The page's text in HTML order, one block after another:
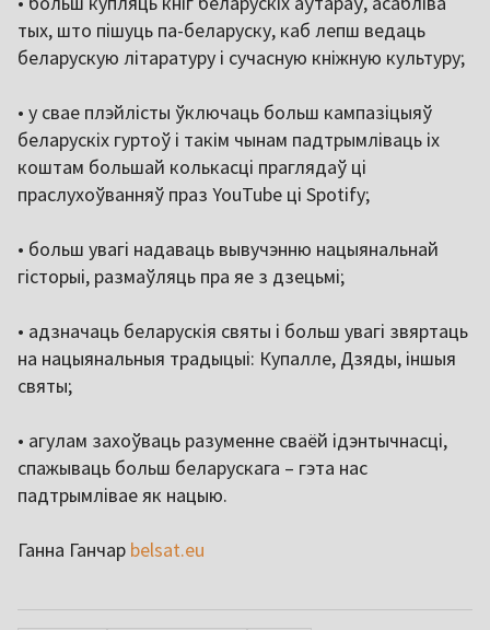
тых, што пішуць па-беларуску, каб лепш ведаць
беларускую літаратуру і сучасную кніжную культуру;
• у свае плэйлісты ўключаць больш кампазіцыяў
беларускіх гуртоў і такім чынам падтрымліваць іх
коштам большай колькасці праглядаў ці
праслухоўванняў праз YouTube ці Spotify;
• больш увагі надаваць вывучэнню нацыянальнай
гісторыі, размаўляць пра яе з дзецьмі;
• адзначаць беларускія святы і больш увагі звяртаць
на нацыянальныя традыцыі: Купалле, Дзяды, іншыя
святы;
• агулам захоўваць разуменне сваёй ідэнтычнасці,
спажываць больш беларускага – гэта нас
падтрымлівае як нацыю.
Ганна Ганчар belsat.eu